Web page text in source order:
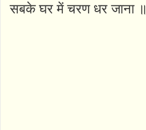
सबके घर में चरण धर जाना ॥